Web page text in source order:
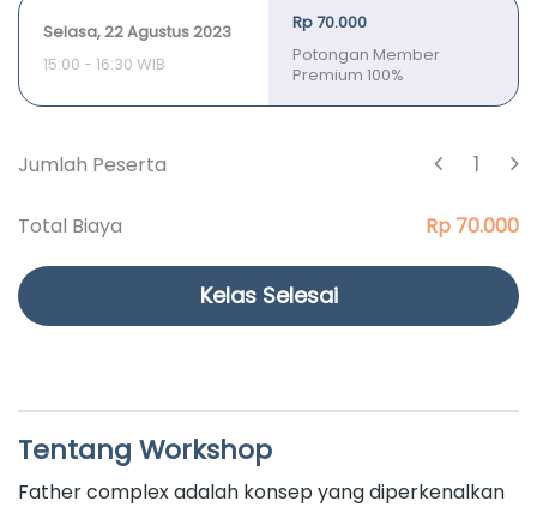
Selasa, 22 Agustus 2023
15:00 - 16:30 WIB
Rp 70.000
Potongan Member
Premium 100%
Jumlah Peserta 1
Total Biaya Rp 70.000
Kelas Selesai
Tentang Workshop
Father complex adalah konsep yang diperkenalkan